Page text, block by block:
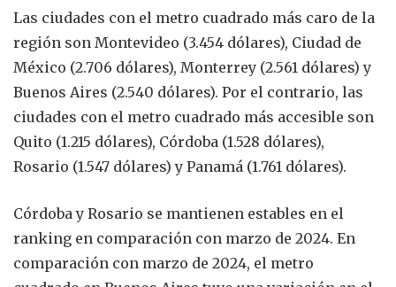
Las ciudades con el metro cuadrado más caro de la
región son Montevideo (3.454 dólares), Ciudad de
México (2.706 dólares), Monterrey (2.561 dólares) y
Buenos Aires (2.540 dólares). Por el contrario, las
ciudades con el metro cuadrado más accesible son
Quito (1.215 dólares), Córdoba (1.528 dólares),
Rosario (1.547 dólares) y Panamá (1.761 dólares).
Córdoba y Rosario se mantienen estables en el
ranking en comparación con marzo de 2024. En
comparación con marzo de 2024, el metro